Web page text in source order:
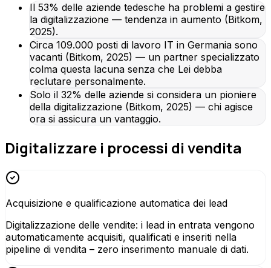
Il 53% delle aziende tedesche ha problemi a gestire
la digitalizzazione — tendenza in aumento (Bitkom,
2025).
Circa 109.000 posti di lavoro IT in Germania sono
vacanti (Bitkom, 2025) — un partner specializzato
colma questa lacuna senza che Lei debba
reclutare personalmente.
Solo il 32% delle aziende si considera un pioniere
della digitalizzazione (Bitkom, 2025) — chi agisce
ora si assicura un vantaggio.
Digitalizzare i processi di vendita
Acquisizione e qualificazione automatica dei lead
Digitalizzazione delle vendite: i lead in entrata vengono
automaticamente acquisiti, qualificati e inseriti nella
pipeline di vendita – zero inserimento manuale di dati.